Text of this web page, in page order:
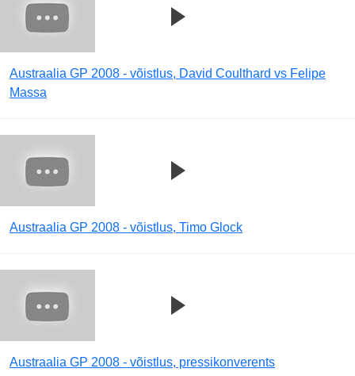
Austraalia GP 2008 - võistlus, David Coulthard vs Felipe
Massa
Austraalia GP 2008 - võistlus, Timo Glock
Austraalia GP 2008 - võistlus, pressikonverents